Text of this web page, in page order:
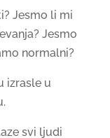
Jesmo li mi
Jesmo
normalni?
izrasle u
svi ljudi